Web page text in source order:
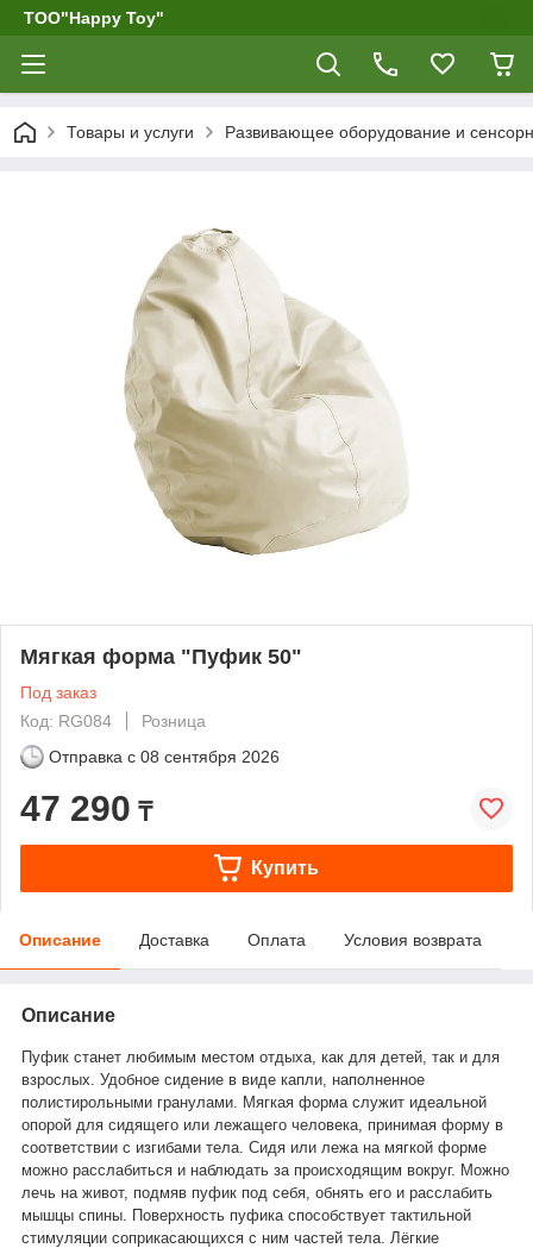
ТОО"Happy Toy"
Товары и услуги Развивающее оборудование и
Мягкая форма "Пуфик 50"
Под заказ
Код: RG084
Розница
Отправка с 08 сентября 2026
47 290 ₸
Купить
Описание Доставка Оплата Условия возврата
Описание
Пуфик станет любимым местом отдыха, как для детей, так и для
взрослых. Удобное сидение в виде капли, наполненное
полистирольными гранулами. Мягкая форма служит идеальной
опорой для сидящего или лежащего человека, принимая форму в
соответствии с изгибами тела. Сидя или лежа на мягкой форме
можно расслабиться и наблюдать за происходящим вокруг. Можно
лечь на живот, подмяв пуфик под себя, обнять его и расслабить
мышцы спины. Поверхность пуфика способствует тактильной
стимуляции соприкасающихся с ним частей тела. Лёгкие